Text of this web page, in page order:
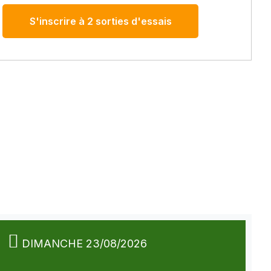
S'inscrire à 2 sorties d'essais
DIMANCHE 23/08/2026